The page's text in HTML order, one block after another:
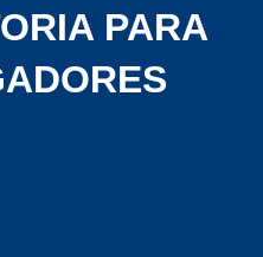
PARA